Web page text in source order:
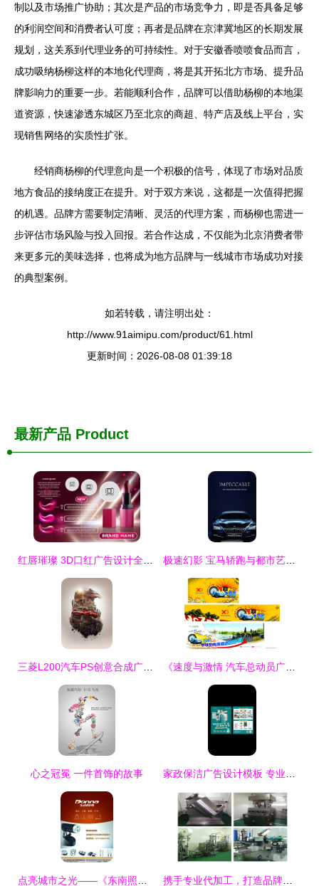
制以及市场推广协助；其次是产品的市场竞争力，即是否具备足够
的利润空间和消费者认可度；再者是品牌在京津冀地区的长期发展
规划，这关系到代理业务的可持续性。对于安徽香喷喷食品而言，
成功吸纳杨柳这样的本地化代理商，将是其开拓北方市场、提升品
牌影响力的重要一步。若能顺利合作，品牌可以借助杨柳的本地渠
道资源，快速渗透东城区乃至北京的商超、特产店及线上平台，实
现销售网络的实质性扩张。
经销商杨柳的代理意向是一个积极的信号，体现了市场对品质
地方食品的接纳度正在提升。对于双方来说，这都是一次值得把握
的机遇。品牌方需要制定清晰、灵活的代理方案，而杨柳也需进一
步评估市场风险与投入回报。若合作达成，不仅能为北京消费者带
来更多元的美味选择，也将成为地方品牌与一线城市市场成功对接
的典型案例。
如若转载，请注明出处：
http://www.91aimipu.com/product/61.html
更新时间：2026-08-08 01:39:18
最新产品 Product
心之冠冕 一件首饰的故事